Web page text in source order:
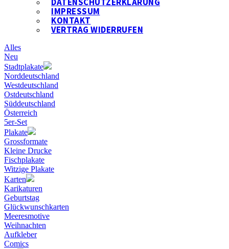
IMPRESSUM
KONTAKT
VERTRAG WIDERRUFEN
Alles
Neu
Stadtplakate
Norddeutschland
Westdeutschland
Ostdeutschland
Süddeutschland
Österreich
5er-Set
Plakate
Grossformate
Kleine Drucke
Fischplakate
Witzige Plakate
Karten
Karikaturen
Geburtstag
Glückwunschkarten
Meeresmotive
Weihnachten
Aufkleber
Comics